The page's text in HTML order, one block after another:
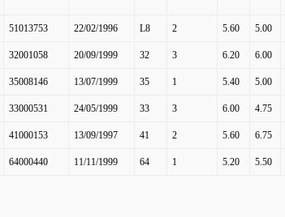
51013753 22/02/1996 L8 2 5.60 5.00
32001058 20/09/1999 32 3 6.20 6.00
35008146 13/07/1999 35 1 5.40 5.00
33000531 24/05/1999 33 3 6.00 4.75
41000153 13/09/1997 41 2 5.60 6.75
64000440 11/11/1999 64 1 5.20 5.50